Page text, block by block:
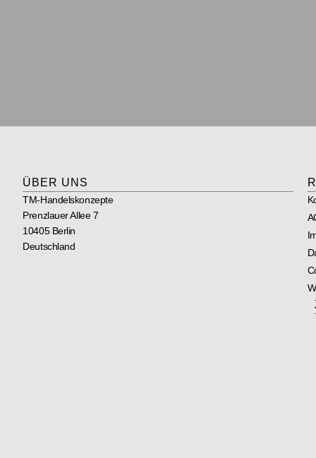
ÜBER UNS
TM-Handelskonzepte
Prenzlauer Allee 7
10405 Berlin
Deutschland